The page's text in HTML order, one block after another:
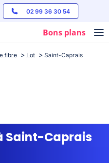
02 99 36 30 54
Bons plans
fibre Lot Saint-Caprais
Saint-Caprais